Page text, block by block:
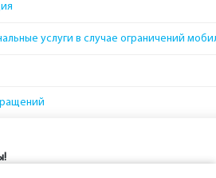
услуги в случае ограничений